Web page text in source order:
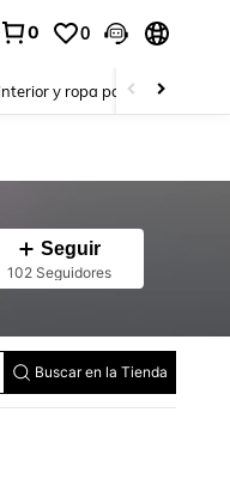
0 0
y ropa para dormir
Seguir
102 Seguidores
Buscar en la Tienda